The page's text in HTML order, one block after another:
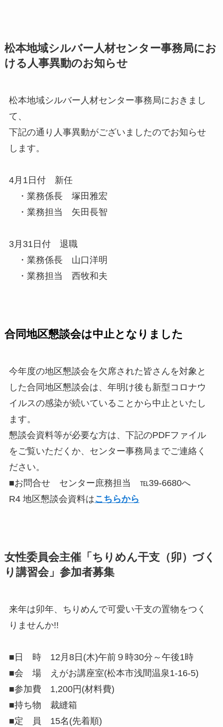
松本地域シルバー人材センター事務局にお
ける人事異動のお知らせ
松本地域シルバー人材センター事務局におきまし
て、
下記の通り人事異動がございましたのでお知らせ
します。
4月1日付 新任
・業務係長 塚田雅宏
・業務担当 矢田長智
3月31日付 退職
・業務係長 山口洋明
・業務担当 西牧和夫
合同地区懇談会は中止となりました
今年度の地区懇談会を欠席された皆さんを対象と
した合同地区懇談会は、年明け後も新型コロナウ
イルスの感染が続いていることから中止といたし
ます。
懇談会資料等が必要な方は、下記のPDFファイル
をご覧いただくか、センター事務局までご連絡く
ださい。
■お問合せ センター庶務担当 ℡39-6680へ
R4 地区懇談会資料はこちらから
女性委員会主催「ちりめん干支（卯）づく
り講習会」参加者募集
来年は卯年、ちりめんで可愛い干支の置物をつく
りませんか!!
■日 時 12月8日(木)午前９時30分～午後1時
■会 場 えがお講座室(松本市浅間温泉1-16-5)
■参加費 1,200円(材料費)
■持ち物 裁縫箱
■定 員 15名(先着順)